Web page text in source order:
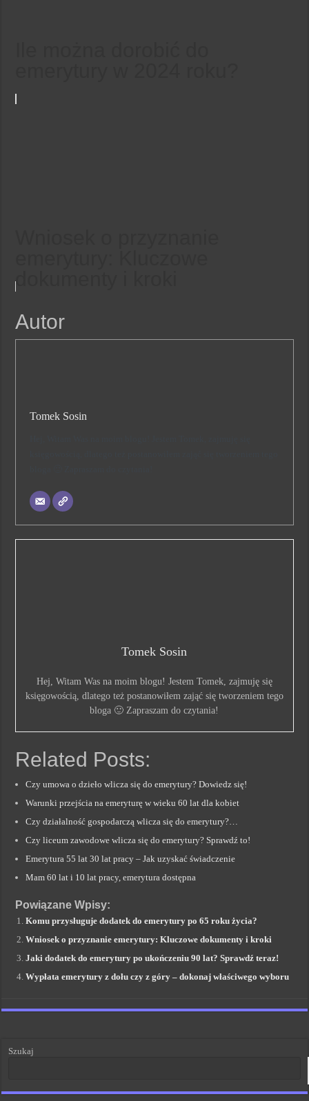
dokumenty i kroki
Autor
Tomek Sosin
Tomek Sosin
Hej, Witam Was na moim blogu! Jestem Tomek, zajmuję się
księgowością, dlatego też postanowiłem zająć się tworzeniem tego
bloga 🙂 Zapraszam do czytania!
Related Posts:
Czy umowa o dzieło wlicza się do emerytury? Dowiedz się!
Warunki przejścia na emeryturę w wieku 60 lat dla kobiet
Czy działalność gospodarczą wlicza się do emerytury?…
Czy liceum zawodowe wlicza się do emerytury? Sprawdź to!
Emerytura 55 lat 30 lat pracy – Jak uzyskać świadczenie
Mam 60 lat i 10 lat pracy, emerytura dostępna
Powiązane Wpisy:
Komu przysługuje dodatek do emerytury po 65 roku życia?
Wniosek o przyznanie emerytury: Kluczowe dokumenty i kroki
Jaki dodatek do emerytury po ukończeniu 90 lat? Sprawdź teraz!
Wypłata emerytury z dołu czy z góry – dokonaj właściwego wyboru
Szukaj